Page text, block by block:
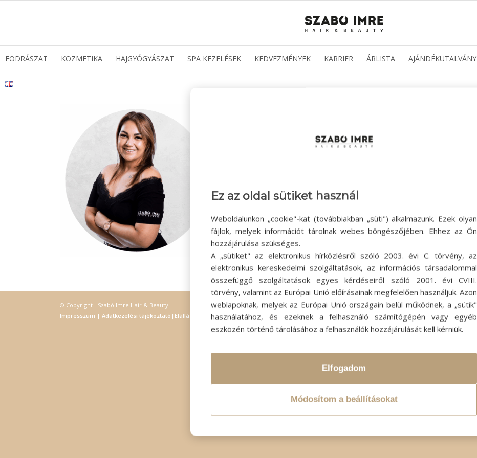
FODRÁSZAT KOZMETIKA HAJGYÓGYÁSZAT SPA KEZELÉSEK KEDVEZMÉNYEK KARRIER ÁRLISTA AJÁNDÉKUTALVÁNY
© Copyright - Szabó Imre Hair & Beauty
Impresszum | Adatkezelési tájékoztató | Elállás
Ez az oldal sütiket használ
Weboldalunkon „cookie"-kat (továbbiakban „süti") alkalmazunk. Ezek olyan
fájlok, melyek információt tárolnak webes böngészőjében. Ehhez az Ön
hozzájárulása szükséges.
A „sütiket" az elektronikus hírközlésről szóló 2003. évi C. törvény, az
elektronikus kereskedelmi szolgáltatások, az információs társadalommal
összefüggő szolgáltatások egyes kérdéseiről szóló 2001. évi CVIII.
törvény, valamint az Európai Unió előírásainak megfelelően használjuk. Azon
weblapoknak, melyek az Európai Unió országain belül működnek, a „sütik"
használatához, és ezeknek a felhasználó számítógépén vagy egyéb
eszközén történő tárolásához a felhasználók hozzájárulását kell kérniük.
Elfogadom
Módosítom a beállításokat